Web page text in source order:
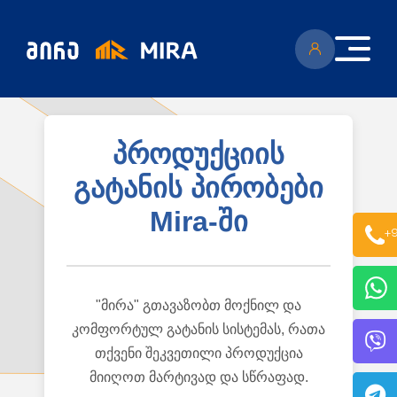
კატალოგი
ცენტრალური გათბობის ქვაბები
რადიატორები
საფართოებელი ავზები
კალორიფერები
მოცულობითი ბოილერი
წყლის ტუმბოები
ქვაბის სათადარიგო ნაწილები
პროდუქციის
გატანის პირობები
Mira-ში
"მირა" გთავაზობთ მოქნილ და
კომფორტულ გატანის სისტემას, რათა
თქვენი შეკვეთილი პროდუქცია
მიიღოთ მარტივად და სწრაფად.